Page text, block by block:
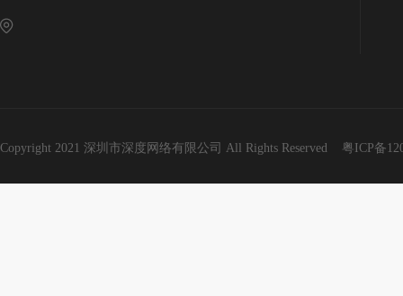
Copyright 2021 深圳市深度网络有限公司 All Rights Reserved 粤ICP备